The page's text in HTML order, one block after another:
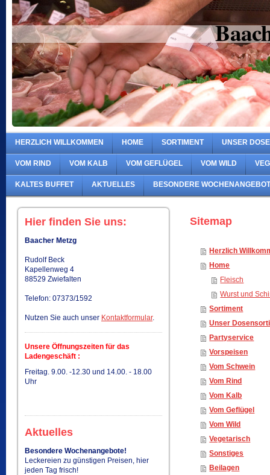
HERZLICH WILLKOMMEN HOME SORTIMENT UNSER
VOM RIND VOM KALB VOM GEFLÜGEL VOM WILD
KALTES BUFFET AKTUELLES BESONDERE
Hier finden Sie uns:
Baacher Metzg
Rudolf Beck
Kapellenweg 4
88529 Zwiefalten
Telefon: 07373/1592
Nutzen Sie auch unser Kontaktformular.
Unsere Öffnungszeiten für das
Ladengeschäft :
Freitag. 9.00. -12.30 und 14.00. - 18.00
Uhr
Aktuelles
Besondere Wochenangebote!
Leckereien zu günstigen Preisen, hier
jeden Tag frisch!
Sitemap
Herzlich
Home
Fleisch
Wurst und
Sortiment
Unser
Partyservice
Vorspeisen
Vom Schwein
Vom Rind
Vom Kalb
Vom Geflügel
Vom Wild
Vegetarisch
Sonstiges
Beilagen